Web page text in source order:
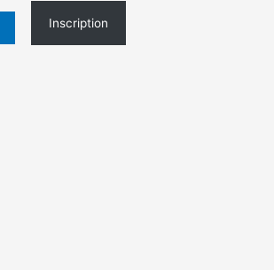
Inscription